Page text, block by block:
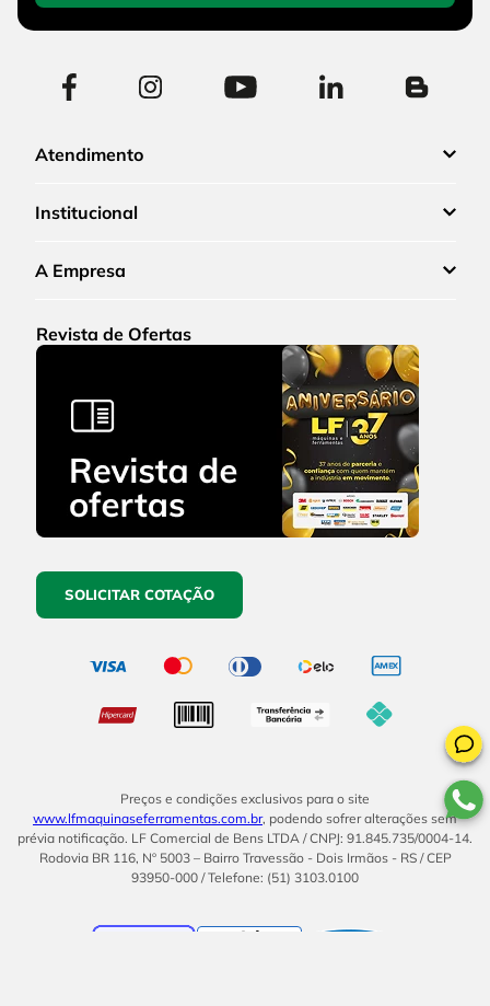
Atendimento
Institucional
A Empresa
Revista de Ofertas
SOLICITAR COTAÇÃO
Preços e condições exclusivos para o site
www.lfmaquinaseferramentas.com.br, podendo sofrer alterações sem
prévia notificação. LF Comercial de Bens LTDA / CNPJ: 91.845.735/0004-14.
Rodovia BR 116, Nº 5003 – Bairro Travessão - Dois Irmãos - RS / CEP
93950-000 / Telefone: (51) 3103.0100